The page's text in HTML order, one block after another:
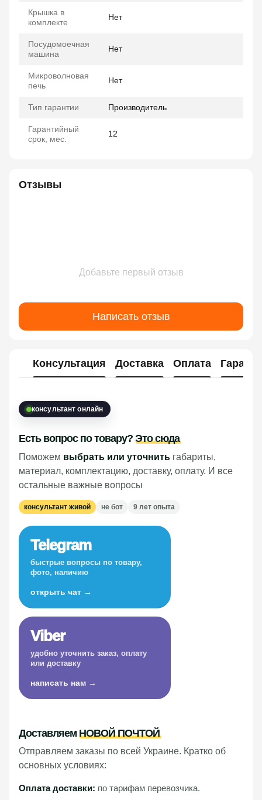
Крышка в
комплекте
Нет
Посудомоечная
машина
Нет
Микроволновая
печь
Нет
Тип гарантии Производитель
Гарантийный
срок, мес.
12
Отзывы
Добавьте первый отзыв
Написать отзыв
Консультация Доставка Оплата
консультант онлайн
Есть вопрос по товару?Это сюда
Поможем выбрать или уточнить габариты,
материал, комплектацию, доставку, оплату. И все
остальные важные вопросы
консультант живой не бот 9 лет опыта
Telegram
быстрые вопросы по товару,
фото, наличию
открыть чат →
Viber
удобно уточнить заказ, оплату
или доставку
написать нам →
Доставляем НОВОЙ ПОЧТОЙ
Отправляем заказы по всей Украине. Кратко об
основных условиях:
Оплата доставки: по тарифам перевозчика.